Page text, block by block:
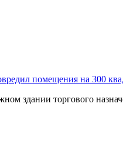
помещения на 300
здании торгового